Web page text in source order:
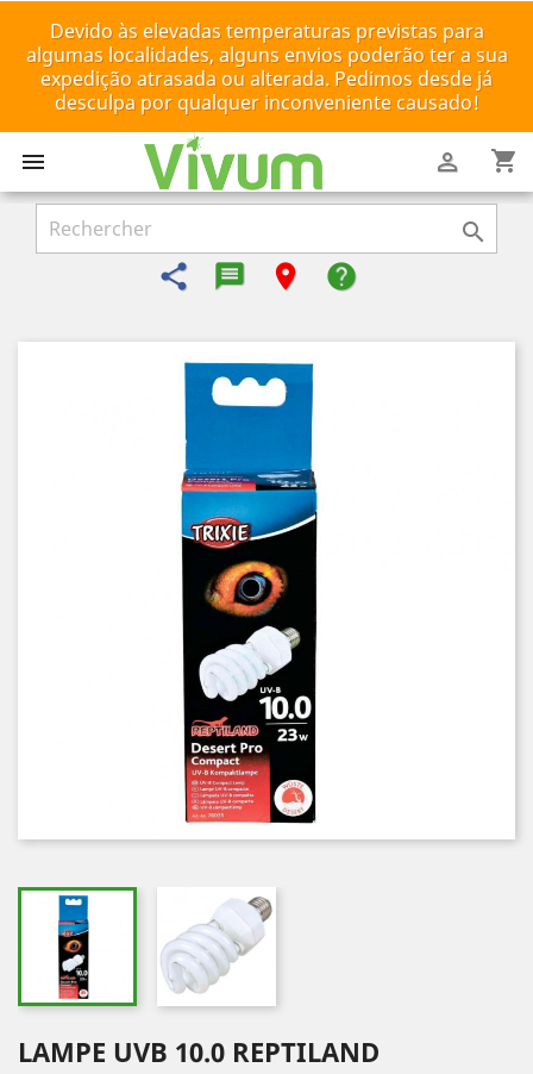
Devido às elevadas temperaturas previstas para
algumas localidades, alguns envios poderão ter a sua
expedição atrasada ou alterada. Pedimos desde já
desculpa por qualquer inconveniente causado!
 shopping_cart


share message-reply-text
room help
LAMPE UVB 10.0 REPTILAND